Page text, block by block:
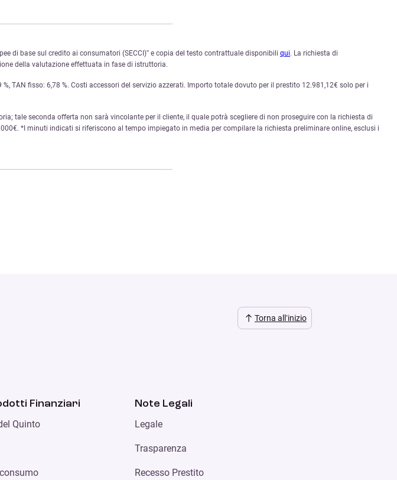
di base sul credito ai consumatori (SECCI)” e copia del testo contrattuale disponibili qui. La richiesta di
della valutazione effettuata in fase di istruttoria.
TAN fisso: 6,78 %. Costi accessori del servizio azzerati. Importo totale dovuto per il prestito 12.981,12€ solo per i
tale seconda offerta non sarà vincolante per il cliente, il quale potrà scegliere di non proseguire con la richiesta di
*I minuti indicati si riferiscono al tempo impiegato in media per compilare la richiesta preliminare online, esclusi i
Torna all’inizio
Finanziari
Quinto
Note Legali
Legale
Trasparenza
Recesso Prestito